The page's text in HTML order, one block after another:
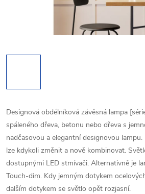
Designová obdélníková závěsná lampa
spáleného dřeva, betonu nebo dřeva s
nadčasovou a elegantní designovou
lze kdykoli změnit a nově kombinovat.
dostupnými LED stmívači. Alternativně je
Touch-dim. Kdy jemným dotykem
dalším dotykem se světlo opět rozjasní.